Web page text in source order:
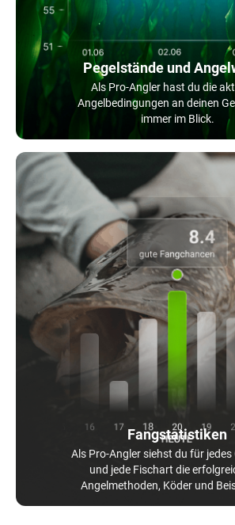
Pegelstände und
Als Pro-Angler hast du die
Angelbedingungen an deinen
immer im Blick.
Fangstatistiken
Als Pro-Angler siehst du für jedes
und jede Fischart die
Angelmethoden, Köder und